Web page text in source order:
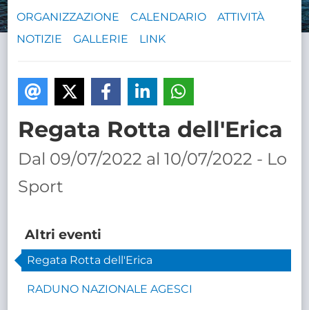
ORGANIZZAZIONE
CALENDARIO
ATTIVITÀ
NOTIZIE
GALLERIE LINK
Regata Rotta dell'Erica
Dal 09/07/2022 al 10/07/2022 - Lo
Sport
Altri eventi
Regata Rotta dell'Erica
RADUNO NAZIONALE AGESCI
PROGETTI ED EDITORIA